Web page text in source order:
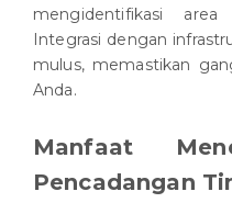
mengidentifikasi
Integrasi dengan
mulus, memastikan
Anda.
Manfaat
Pencadangan